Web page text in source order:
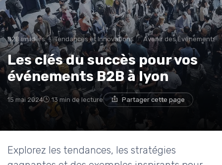
B2B insiders Tendances et Innovations Avenir des Événements
Les clés du succès pour vos
événements B2B à lyon
15 mai 2024 13 min de lecture Partager cette page
Explorez les tendances, les stratégies